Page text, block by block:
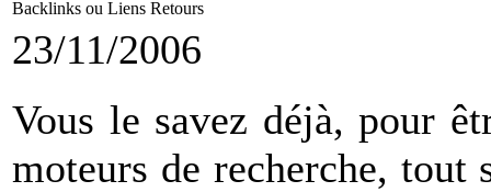
Backlinks ou Liens Retours
23/11/2006
Vous le savez déjà, pour
moteurs de recherche, tout